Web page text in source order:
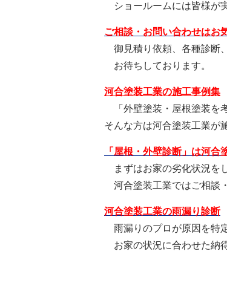
ショールームには皆様が
ご相談・お問い合わせはお
御見積り依頼、各種診断
お待ちしております。
河合塗装工業の施工事例集
「外壁塗装・屋根塗装を
そんな方は河合塗装工業が
「屋根・外壁診断」は河合
まずはお家の劣化状況を
河合塗装工業ではご相談
河合塗装工業の雨漏り診断
雨漏りのプロが原因を特
お家の状況に合わせた納